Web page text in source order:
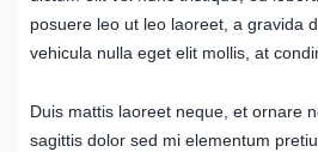
posuere leo ut leo laoreet, a gravida
vehicula nulla eget elit mollis, at
Duis mattis laoreet neque, et ornare
sagittis dolor sed mi elementum